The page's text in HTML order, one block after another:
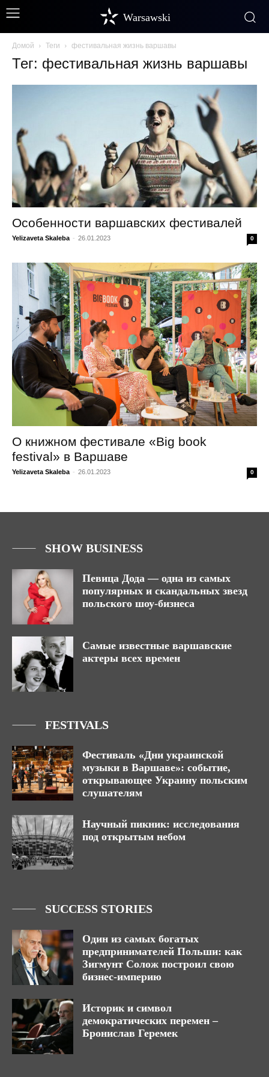
Warsawski
Домой Теги фестивальная жизнь варшавы
Тег: фестивальная жизнь варшавы
Особенности варшавских фестивалей
Yelizaveta Skaleba - 26.01.2023 0
О книжном фестивале «Big book
festival» в Варшаве
Yelizaveta Skaleba - 26.01.2023 0
SHOW BUSINESS
Певица Дода — одна из самых
популярных и скандальных звезд
польского шоу-бизнеса
Самые известные варшавские
актеры всех времен
FESTIVALS
Фестиваль «Дни украинской
музыки в Варшаве»: событие,
открывающее Украину польским
слушателям
Научный пикник: исследования
под открытым небом
SUCCESS STORIES
Один из самых богатых
предпринимателей Польши: как
Зигмунт Солож построил свою
бизнес-империю
Историк и символ
демократических перемен –
Бронислав Геремек